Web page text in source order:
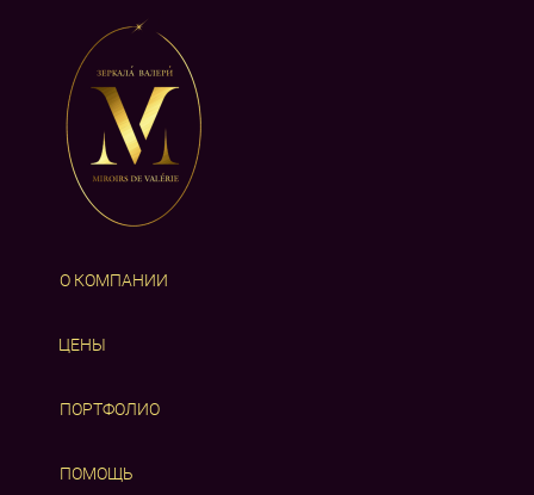
О КОМПАНИИ
ЦЕНЫ
ПОРТФОЛИО
ПОМОЩЬ